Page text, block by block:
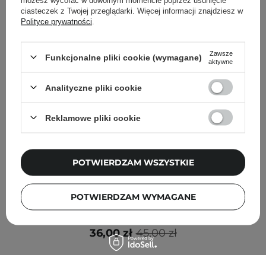
Lilybyred - Juicy Liar Water Tint - Długotrwały Wodny
Tint do Ust - 05 Like Pinklemon Fizz - 4g
45,00 zł
36,00 zł
ciasteczek z Twojej przeglądarki. Więcej informacji znajdziesz w
Polityce prywatności
Funkcjonalne pliki cookie (wymagane)
Zawsze
aktywne
Analityczne pliki cookie
Reklamowe pliki cookie
POTWIERDZAM WYMAGANE
POTWIERDZAM WSZYSTKIE